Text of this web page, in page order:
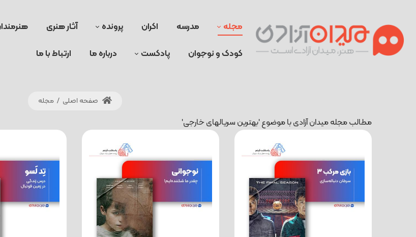
مجله مدرسه اکران پرونده آثار هنری
کودک و نوجوان پادکست درباره ما ارتباط با ما
صفحه اصلی / مجله
مطالب مجله میدان آزادی با موضوع 'بهترین سریالهای خارجی'